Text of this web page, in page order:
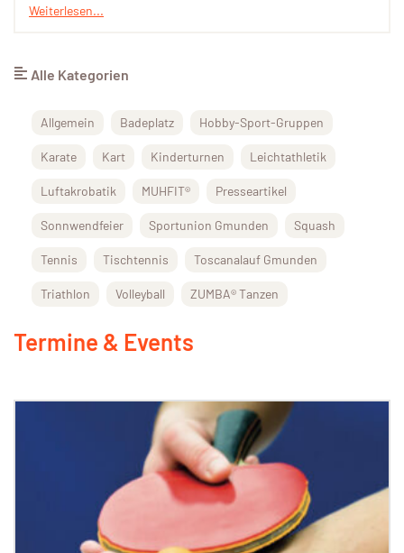
Weiterlesen...
Alle Kategorien
Allgemein Badeplatz Hobby-Sport-Gruppen
Karate Kart Kinderturnen Leichtathletik
Luftakrobatik MUHFIT® Presseartikel
Sonnwendfeier Sportunion Gmunden Squash
Tennis Tischtennis Toscanalauf Gmunden
Triathlon Volleyball ZUMBA® Tanzen
Termine & Events